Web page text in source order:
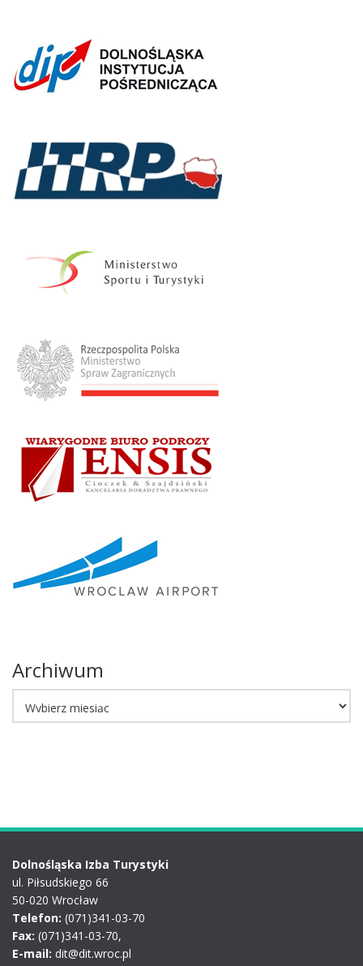
Archiwum
Dolnośląska Izba Turystyki
ul. Piłsudskiego 66
50-020 Wrocław
Telefon: (071)341-03-70
Fax: (071)341-03-70,
E-mail: dit@dit.wroc.pl